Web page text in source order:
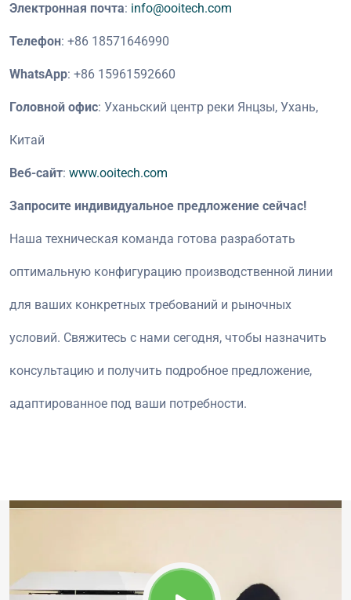
Электронная почта: info@ooitech.com
Телефон: +86 18571646990
WhatsApp: +86 15961592660
Головной офис: Уханьский центр реки Янцзы, Ухань,
Китай
Веб-сайт: www.ooitech.com
Запросите индивидуальное предложение сейчас!
Наша техническая команда готова разработать
оптимальную конфигурацию производственной линии
для ваших конкретных требований и рыночных
условий. Свяжитесь с нами сегодня, чтобы назначить
консультацию и получить подробное предложение,
адаптированное под ваши потребности.